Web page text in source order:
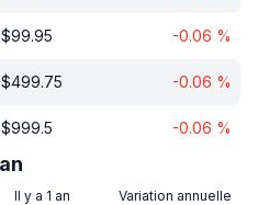
$99.95 -0.06 %
$499.75 -0.06 %
$999.5 -0.06 %
Il y a 1 an Variation annuelle